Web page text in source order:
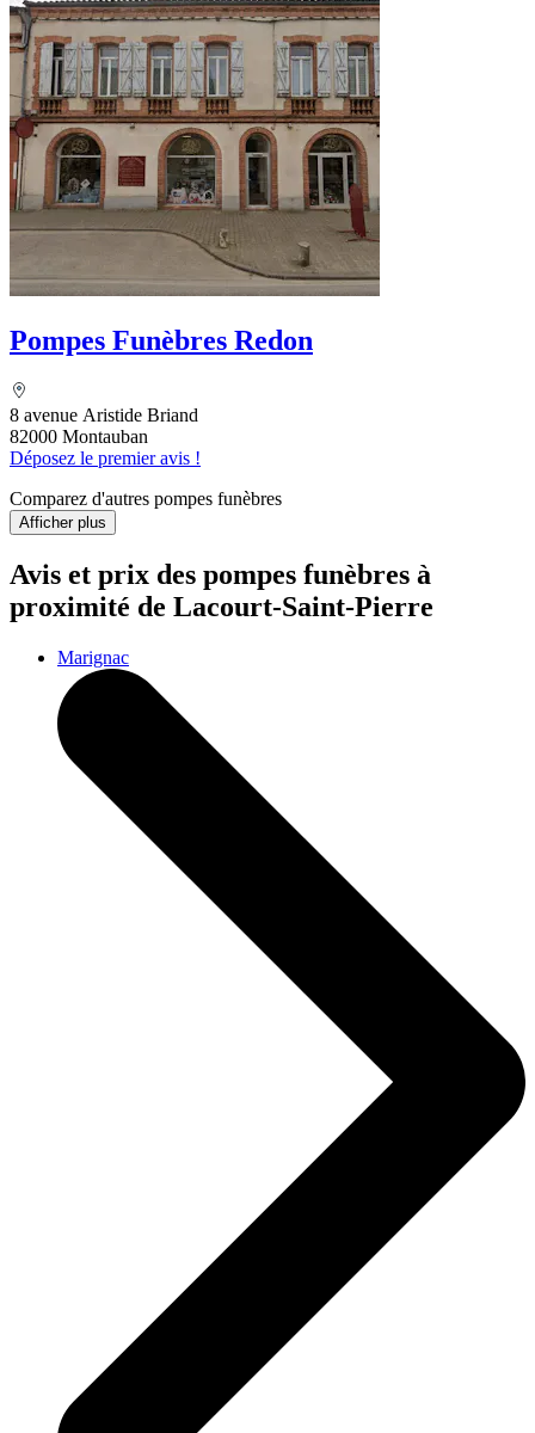
Pompes Funèbres Redon
8 avenue Aristide Briand
82000 Montauban
Déposez le premier avis !
Comparez d'autres pompes funèbres
Afficher plus
Avis et prix des pompes funèbres à
proximité de Lacourt-Saint-Pierre
Marignac